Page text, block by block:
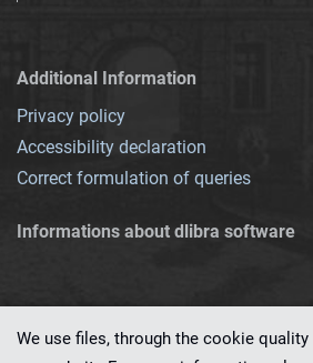
Additional Information
Privacy policy
Accessibility declaration
Correct formulation of queries
Informations about dlibra software
We use files, through the cookie